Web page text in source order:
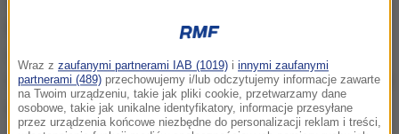
laboratorium badawcze firmy produkującej
tam ogień, wewnątrz było 15 osób. Wszyscy wybiegli
na zewnątrz jeszcze przed przyjazdem strażaków.
Wraz z zaufanymi partnerami IAB (1019) i innymi zaufanymi
partnerami (489) przechowujemy i/lub odczytujemy informacje zawarte
na Twoim urządzeniu, takie jak pliki cookie, przetwarzamy dane
osobowe, takie jak unikalne identyfikatory, informacje przesyłane
przez urządzenia końcowe niezbędne do personalizacji reklam i treści,